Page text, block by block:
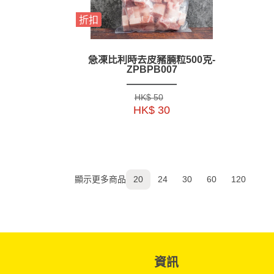
折扣
急凍比利時去皮豬腩粒500克-
ZPBPB007
HK$ 50
HK$ 30
顯示更多商品 20 24 30 60 120
資訊